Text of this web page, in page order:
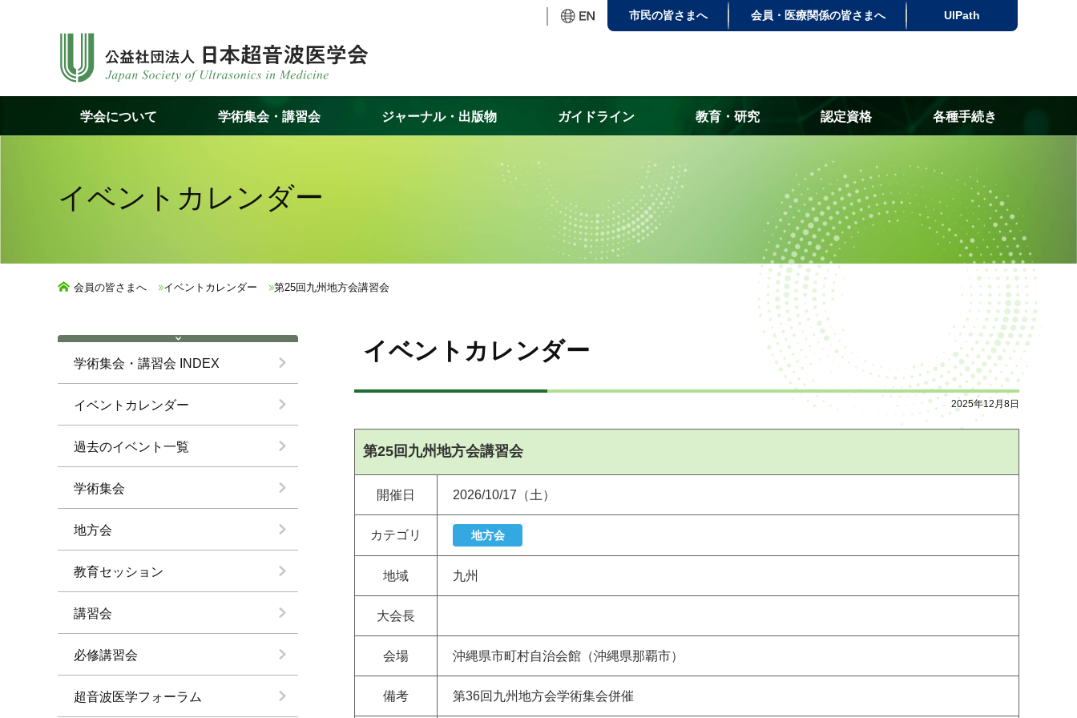
ツ
ス
市民の皆さまへ 会員・医療関係の皆さまへ UlPath
学会について 学術集会・講習会 ジャーナル・出版物 ガイドライン 教育・研究 認定資格 各種手続き
イベントカレンダー
会員の皆さまへ イベントカレンダー 第25回九州地方会講習会
学術集会・講習会 INDEX
イベントカレンダー
過去のイベント一覧
学術集会
地方会
教育セッション
講習会
必修講習会
超音波医学フォーラム
イベントカレンダー
2025年12月8日
第25回九州地方会講習会
開催日 2026/10/17（土）
カテゴリ 地方会
地域 九州
大会長
会場 沖縄県市町村自治会館（沖縄県那覇市）
備考 第36回九州地方会学術集会併催